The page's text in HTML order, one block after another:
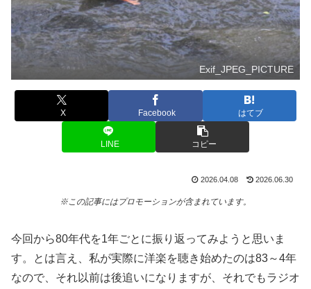
Exif_JPEG_PICTURE
X Facebook はてブ
LINE コピー
2026.04.08 2026.06.30
※この記事にはプロモーションが含まれています。
今回から80年代を1年ごとに振り返ってみようと思いま
す。とは言え、私が実際に洋楽を聴き始めたのは83～4年
なので、それ以前は後追いになりますが、それでもラジオ